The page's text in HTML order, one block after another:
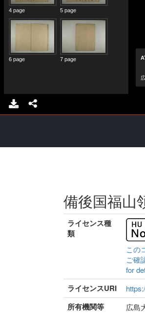
備後国福山
ライセンス種
類
この
ご確
for
ライセンスURI
所有機関等 広島